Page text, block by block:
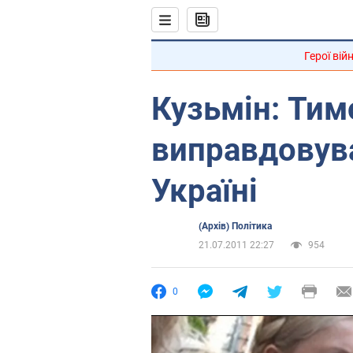
Герої
Кузьмін:
Україні
(Архів) Політика
21.07.2011 22:27
954
0